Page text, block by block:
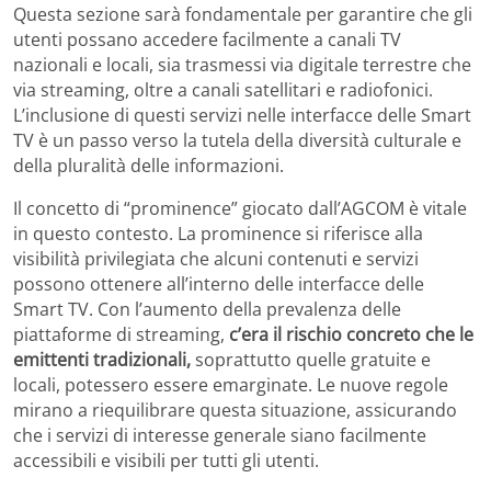
Questa sezione sarà fondamentale per garantire che gli
utenti possano accedere facilmente a canali TV
nazionali e locali, sia trasmessi via digitale terrestre che
via streaming, oltre a canali satellitari e radiofonici.
L’inclusione di questi servizi nelle interfacce delle Smart
TV è un passo verso la tutela della diversità culturale e
della pluralità delle informazioni.
Il concetto di “prominence” giocato dall’AGCOM è vitale
in questo contesto. La prominence si riferisce alla
visibilità privilegiata che alcuni contenuti e servizi
possono ottenere all’interno delle interfacce delle
Smart TV. Con l’aumento della prevalenza delle
piattaforme di streaming, c’era il rischio concreto che le
emittenti tradizionali,soprattutto quelle gratuite e
locali, potessero essere emarginate. Le nuove regole
mirano a riequilibrare questa situazione, assicurando
che i servizi di interesse generale siano facilmente
accessibili e visibili per tutti gli utenti.